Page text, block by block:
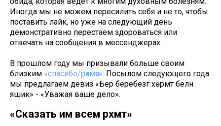
Иногда мы не можем пересилить себя и не то, чтобы
поставить лайк, но уже на следующий день
демонстративно перестаем здороваться или
отвечать на сообщения в мессенджерах.
В прошлом году мы призывали больше своим
близким «спасибо/рәхмәт». Посылом следующего года
мы предлагаем девиз «Бер беребезгә хөрмәт белән
яшик» - «Уважая ваше дело».
«Сказать им всем рәхмәт»